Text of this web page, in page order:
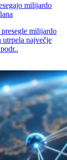
milijardo
milijardo
utrpela največje